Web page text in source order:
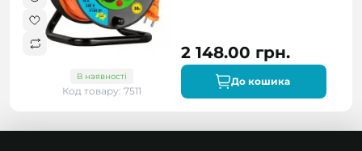
В наявності
Код товару: 7511
2 148.00 грн.
До кошика